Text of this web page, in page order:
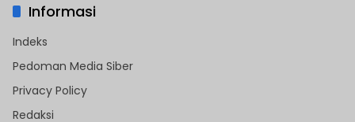
Informasi
Indeks
Pedoman Media Siber
Privacy Policy
Redaksi